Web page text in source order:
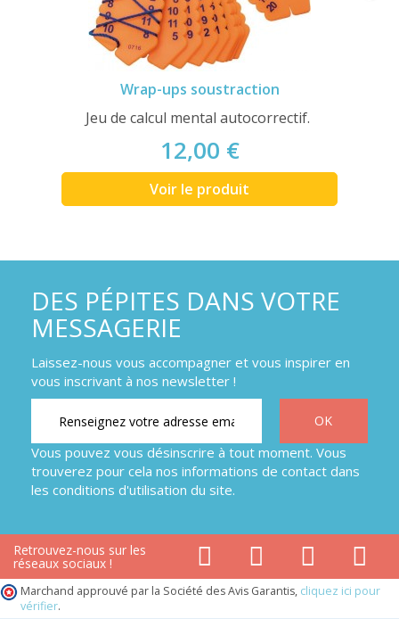
Wrap-ups soustraction
Jeu de calcul mental autocorrectif.
12,00 €
Voir le produit
DES PÉPITES DANS VOTRE
MESSAGERIE
Laissez-nous vous accompagner et vous inspirer en
vous inscrivant à nos newsletter !
Vous pouvez vous désinscrire à tout moment. Vous
trouverez pour cela nos informations de contact dans
les conditions d'utilisation du site.
Retrouvez-nous sur les
réseaux sociaux !
Marchand approuvé par la Société des Avis Garantis, cliquez ici pour
vérifier.